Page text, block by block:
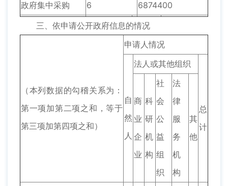
政府集中采购 6
6874400
三、依申请公开政府信息的情况
（本列数据的勾稽关系为：
第一项加第二项之和，等于
第三项加第四项之和）
申请人情况
自
然
人
法人或其他组织
总
计
商
业
企
业
科
研
机
构
社
会
公
益
组
织
法
律
服
务
机
构
其
他